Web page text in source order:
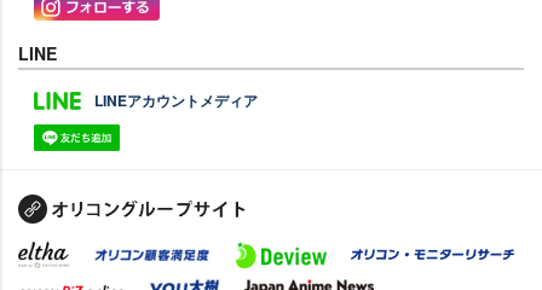
LINE
LINEアカウントメディア